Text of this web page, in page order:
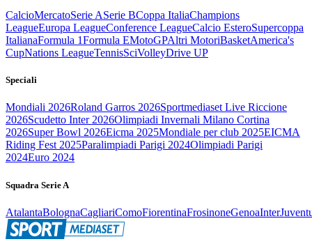
CalcioMercatoSerie ASerie BCoppa ItaliaChampions
LeagueEuropa LeagueConference LeagueCalcio EsteroSupercoppa
ItalianaFormula 1Formula EMotoGPAltri MotoriBasketAmerica's
CupNations LeagueTennisSciVolleyDrive UP
Speciali
Mondiali 2026Roland Garros 2026Sportmediaset Live Riccione
2026Scudetto Inter 2026Olimpiadi Invernali Milano Cortina
2026Super Bowl 2026Eicma 2025Mondiale per club 2025EICMA
Riding Fest 2025Paralimpiadi Parigi 2024Olimpiadi Parigi
2024Euro 2024
Squadra Serie A
AtalantaBolognaCagliariComoFiorentinaFrosinoneGenoaInter